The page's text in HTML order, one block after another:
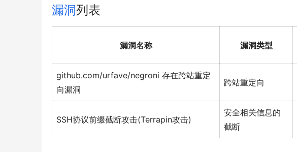
漏洞列表
漏洞名称 漏洞类型
github.com/urfave/negroni 存在跨站重定
向漏洞
跨站重定向
SSH协议前缀截断攻击(Terrapin攻击)
安全相关信息的
截断